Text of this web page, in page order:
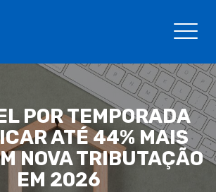
POR TEMPORADA
ATÉ 44% MAIS
NOVA TRIBUTAÇÃO
EM 2026